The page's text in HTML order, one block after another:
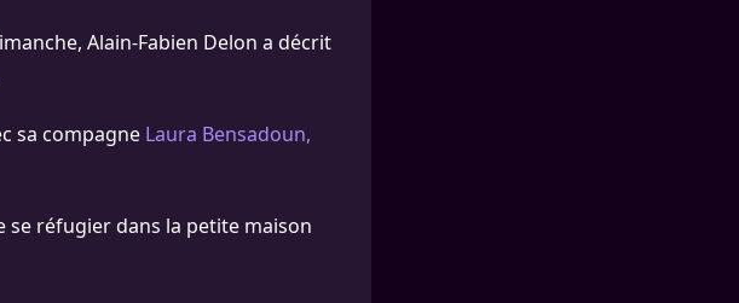
Alain-Fabien Delon a décrit
sa compagne Laura Bensadoun,
se réfugier dans la petite maison